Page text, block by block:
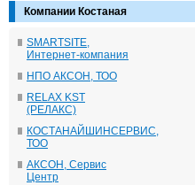
Компании Костаная
SMARTSITE,
Интернет-компания
НПО АКСОН, ТОО
RELAX KST
(РЕЛАКС)
КОСТАНАЙШИНСЕРВИС,
ТОО
АКСОН, Сервис
Центр